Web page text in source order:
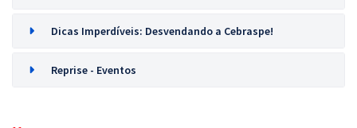
Dicas Imperdíveis: Desvendando a Cebraspe!
Reprise - Eventos